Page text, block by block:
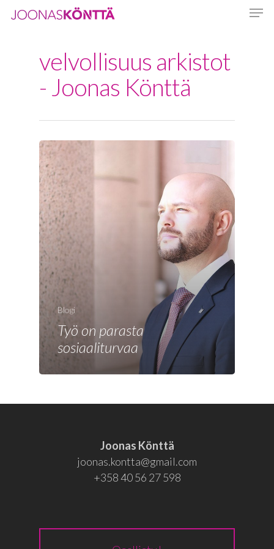
Hit enter to search or ESC to close
velvollisuus arkistot
- Joonas Könttä
Blogi
Työ on parasta
sosiaaliturvaa
Joonas Könttä
joonas.kontta@gmail.com
+358 40 56 27 598
Etusivu
Joonas
Vaalit
Blogi
Osallistu
EN
RU